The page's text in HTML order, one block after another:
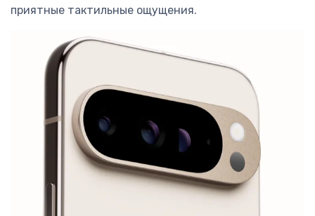
приятные тактильные ощущения.